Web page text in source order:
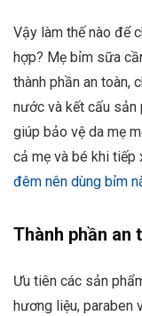
Vậy làm thế nào để
hợp? Mẹ bỉm sữa
thành phần an toàn,
nước và kết cấu sản
giúp bảo vệ da mẹ
cả mẹ và bé khi tiếp
đêm nên dùng bỉm
Thành phần an
Ưu tiên các sản
hương liệu, paraben